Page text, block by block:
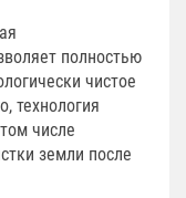
полностью
чистое
технология
числе
земли после